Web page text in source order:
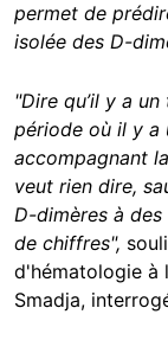
permet de
isolée des D-
"Dire qu’il y a
période où il y a
accompagnant
veut rien dire,
D-dimères à
de chiffres",
d'hématologie à
Smadja,